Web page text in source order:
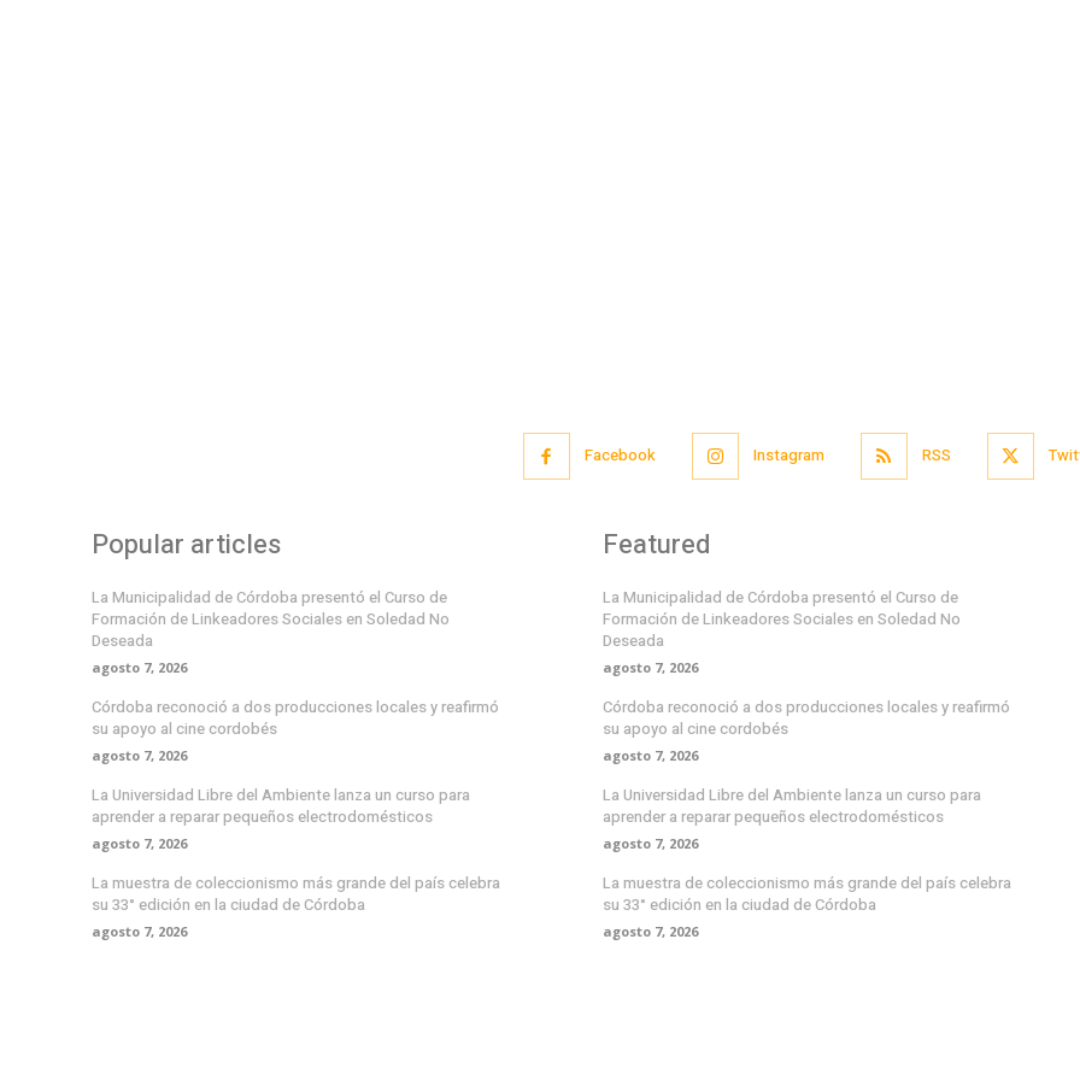
Facebook Instagram RSS
Popular articles
La Municipalidad de Córdoba presentó el Curso de
Formación de Linkeadores Sociales en Soledad No
Deseada
agosto 7, 2026
Córdoba reconoció a dos producciones locales y reafirmó
su apoyo al cine cordobés
agosto 7, 2026
La Universidad Libre del Ambiente lanza un curso para
aprender a reparar pequeños electrodomésticos
agosto 7, 2026
La muestra de coleccionismo más grande del país celebra
su 33° edición en la ciudad de Córdoba
agosto 7, 2026
Featured
La Municipalidad de Córdoba presentó el Curso de
Formación de Linkeadores Sociales en Soledad No
Deseada
agosto 7, 2026
Córdoba reconoció a dos producciones locales y reafirmó
su apoyo al cine cordobés
agosto 7, 2026
La Universidad Libre del Ambiente lanza un curso para
aprender a reparar pequeños electrodomésticos
agosto 7, 2026
La muestra de coleccionismo más grande del país celebra
su 33° edición en la ciudad de Córdoba
agosto 7, 2026